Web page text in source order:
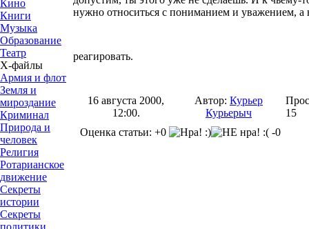
Кино
Книги
Музыка
Образование
Театр
Х-файлы
Армия и флот
Земля и
мироздание
Криминал
Природа и
человек
Религия
Ротарианское
движение
Секреты
истории
Секреты
политики
нужно относиться с пониманием и уважением, а
реагировать.
16 августа 2000,
12:00.
Автор: Курьер
Курьерыч
15
Оценка статьи: +0
-0